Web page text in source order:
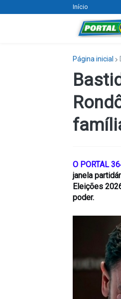
Início
Página inicial
O PORTAL
janela
Eleições
poder.